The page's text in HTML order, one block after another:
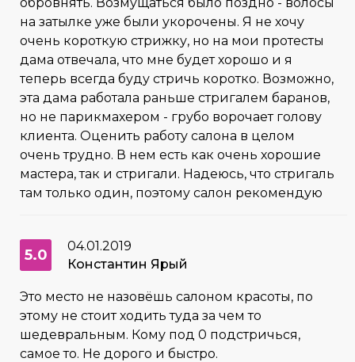
на затылке уже были укорочены. Я не хочу
очень короткую стрижку, но на мои протесты
дама отвечала, что мне будет хорошо и я
теперь всегда буду стричь коротко. Возможно,
эта дама работала раньше стригалем баранов,
но не парикмахером - грубо ворочает голову
клиента. Оценить работу салона в целом
очень трудно. В нем есть как очень хорошие
мастера, так и стригали. Надеюсь, что стригаль
там только один, поэтому салон рекомендую
5.0
04.01.2019
Константин Ярый
Это место не назовёшь салоном красоты, по
этому не стоит ходить туда за чем то
шедевральным. Кому под 0 подстричься,
самое то. Не дорого и быстро.